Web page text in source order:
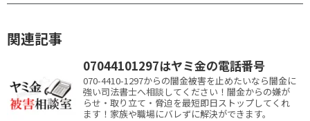
関連記事
07044101297はヤミ金の電話番号
070-4410-1297からの闇金被害を止めたいなら闇金に
強い司法書士へ相談してください！闇金からの嫌が
らせ・取り立て・脅迫を最短即日ストップしてくれ
ます！家族や職場にバレずに解決ができます。